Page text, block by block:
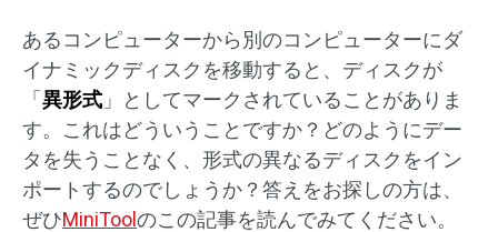
あるコンピューターから別のコンピューターにダ
イナミックディスクを移動すると、ディスクが
「 異形式 」としてマークされていることがありま
す。これはどういうことですか？どのようにデー
タを失うことなく、形式の異なるディスクをイン
ポートするのでしょうか？答えをお探しの方は、
ぜひMiniToolのこの記事を読んでみてください。